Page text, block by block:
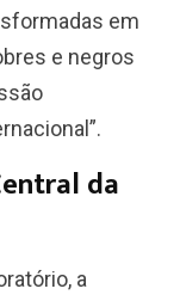
em
e negros
da
a